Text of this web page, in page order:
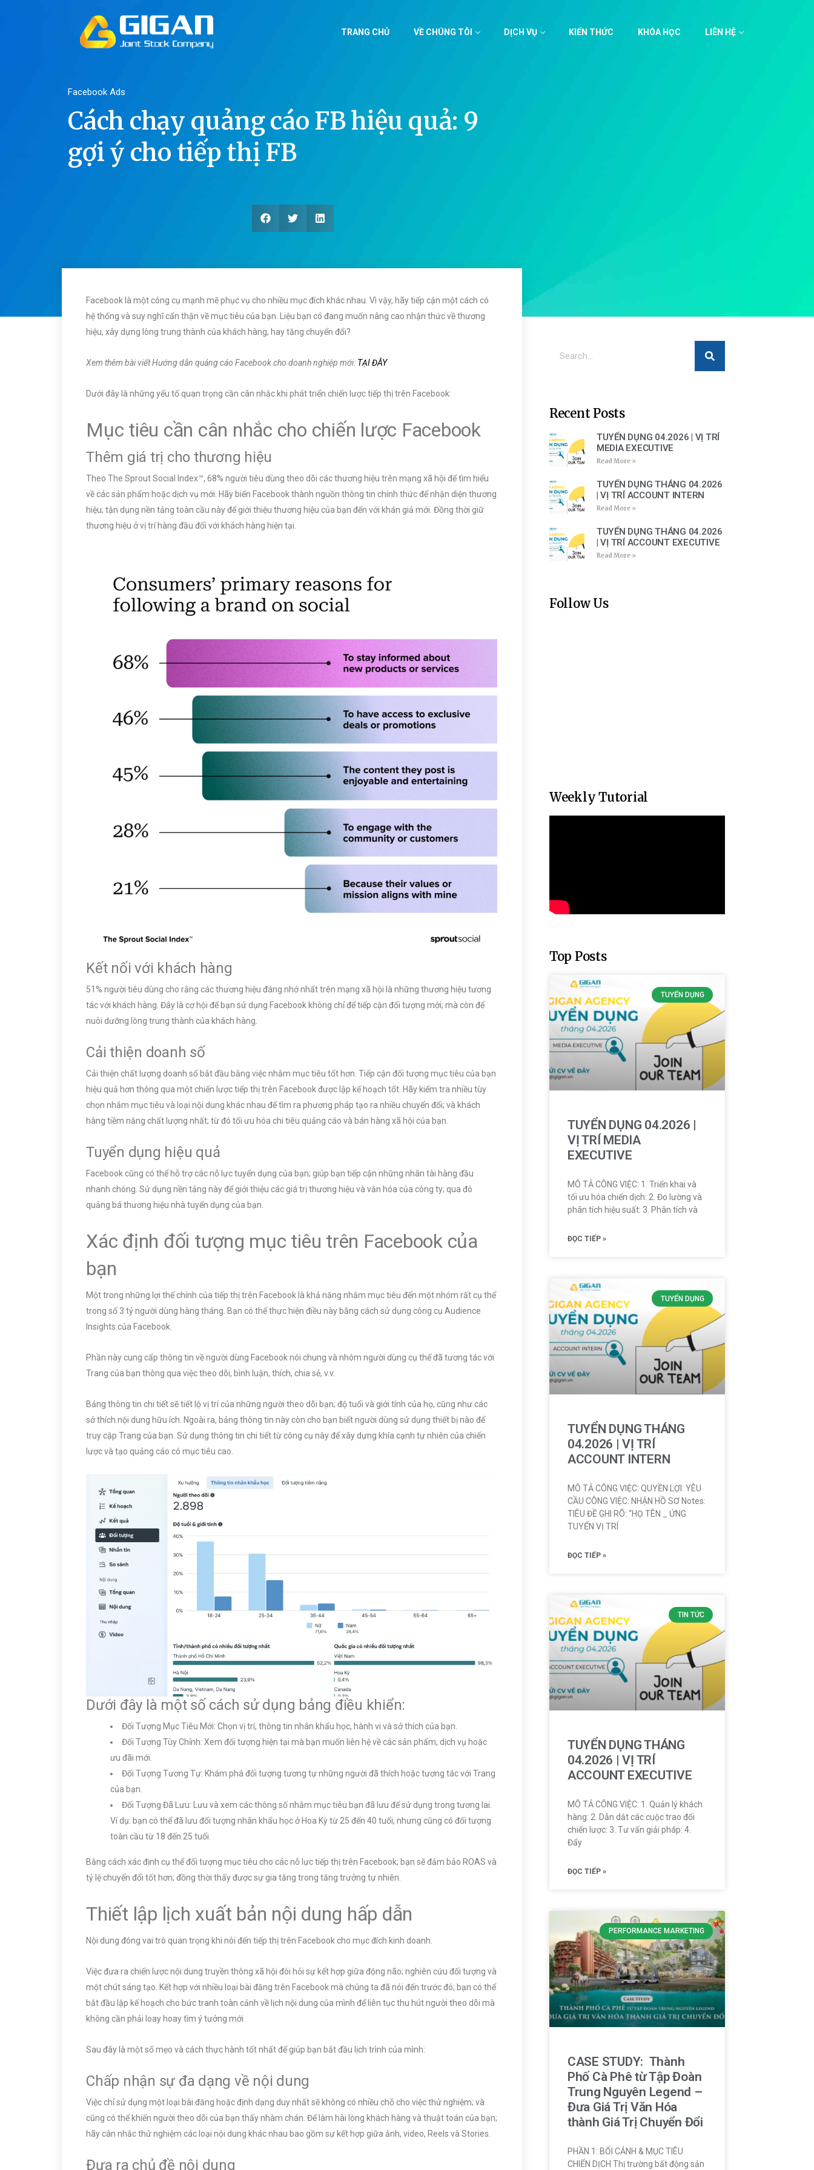
TRANG CHỦ VỀ CHÚNG TÔI DỊCH VỤ KIẾN THỨC KHÓA HỌC LIÊN HỆ
Facebook Ads
Cách chạy quảng cáo FB hiệu quả: 9
gợi ý cho tiếp thị FB
Facebook là một công cụ mạnh mẽ phục vụ cho nhiều mục đích khác nhau. Vì vậy, hãy tiếp cận một cách có
hệ thống và suy nghĩ cẩn thận về mục tiêu của bạn. Liệu bạn có đang muốn nâng cao nhận thức về thương
hiệu, xây dựng lòng trung thành của khách hàng, hay tăng chuyển đổi?
Xem thêm bài viết Hướng dẫn quảng cáo Facebook cho doanh nghiệp mới: TẠI ĐÂY
Dưới đây là những yếu tố quan trọng cần cân nhắc khi phát triển chiến lược tiếp thị trên Facebook:
Mục tiêu cần cân nhắc cho chiến lược Facebook
Thêm giá trị cho thương hiệu
Theo The Sprout Social Index™, 68% người tiêu dùng theo dõi các thương hiệu trên mạng xã hội để tìm hiểu
về các sản phẩm hoặc dịch vụ mới. Hãy biến Facebook thành nguồn thông tin chính thức để nhận diện thương
hiệu; tận dụng nền tảng toàn cầu này để giới thiệu thương hiệu của bạn đến với khán giả mới. Đồng thời giữ
thương hiệu ở vị trí hàng đầu đối với khách hàng hiện tại.
Kết nối với khách hàng
51% người tiêu dùng cho rằng các thương hiệu đáng nhớ nhất trên mạng xã hội là những thương hiệu tương
tác với khách hàng. Đây là cơ hội để bạn sử dụng Facebook không chỉ để tiếp cận đối tượng mới; mà còn để
nuôi dưỡng lòng trung thành của khách hàng.
Cải thiện doanh số
Cải thiện chất lượng doanh số bắt đầu bằng việc nhắm mục tiêu tốt hơn. Tiếp cận đối tượng mục tiêu của bạn
hiệu quả hơn thông qua một chiến lược tiếp thị trên Facebook được lập kế hoạch tốt. Hãy kiểm tra nhiều tùy
chọn nhắm mục tiêu và loại nội dung khác nhau để tìm ra phương pháp tạo ra nhiều chuyển đổi; và khách
hàng tiềm năng chất lượng nhất; từ đó tối ưu hóa chi tiêu quảng cáo và bán hàng xã hội của bạn.
Tuyển dụng hiệu quả
Facebook cũng có thể hỗ trợ các nỗ lực tuyển dụng của bạn; giúp bạn tiếp cận những nhân tài hàng đầu
nhanh chóng. Sử dụng nền tảng này để giới thiệu các giá trị thương hiệu và văn hóa của công ty; qua đó
quảng bá thương hiệu nhà tuyển dụng của bạn.
Xác định đối tượng mục tiêu trên Facebook của
bạn
Một trong những lợi thế chính của tiếp thị trên Facebook là khả năng nhắm mục tiêu đến một nhóm rất cụ thể
trong số 3 tỷ người dùng hàng tháng. Bạn có thể thực hiện điều này bằng cách sử dụng công cụ Audience
Insights của Facebook.
Phần này cung cấp thông tin về người dùng Facebook nói chung và nhóm người dùng cụ thể đã tương tác với
Trang của bạn thông qua việc theo dõi, bình luận, thích, chia sẻ, v.v.
Bảng thông tin chi tiết sẽ tiết lộ vị trí của những người theo dõi bạn; độ tuổi và giới tính của họ, cũng như các
sở thích nội dung hữu ích. Ngoài ra, bảng thông tin này còn cho bạn biết người dùng sử dụng thiết bị nào để
truy cập Trang của bạn. Sử dụng thông tin chi tiết từ công cụ này để xây dựng khía cạnh tự nhiên của chiến
lược và tạo quảng cáo có mục tiêu cao.
Dưới đây là một số cách sử dụng bảng điều khiển:
Đối Tượng Mục Tiêu Mới: Chọn vị trí, thông tin nhân khẩu học, hành vi và sở thích của bạn.
Đối Tượng Tùy Chỉnh: Xem đối tượng hiện tại mà bạn muốn liên hệ về các sản phẩm, dịch vụ hoặc
ưu đãi mới.
Đối Tượng Tương Tự: Khám phá đối tượng tương tự những người đã thích hoặc tương tác với Trang
của bạn.
Đối Tượng Đã Lưu: Lưu và xem các thông số nhắm mục tiêu bạn đã lưu để sử dụng trong tương lai.
Ví dụ: bạn có thể đã lưu đối tượng nhân khẩu học ở Hoa Kỳ từ 25 đến 40 tuổi, nhưng cũng có đối tượng
toàn cầu từ 18 đến 25 tuổi.
Bằng cách xác định cụ thể đối tượng mục tiêu cho các nỗ lực tiếp thị trên Facebook; bạn sẽ đảm bảo ROAS và
tỷ lệ chuyển đổi tốt hơn; đồng thời thấy được sự gia tăng trong tăng trưởng tự nhiên.
Thiết lập lịch xuất bản nội dung hấp dẫn
Nội dung đóng vai trò quan trọng khi nói đến tiếp thị trên Facebook cho mục đích kinh doanh.
Việc đưa ra chiến lược nội dung truyền thông xã hội đòi hỏi sự kết hợp giữa động não; nghiên cứu đối tượng và
một chút sáng tạo. Kết hợp với nhiều loại bài đăng trên Facebook mà chúng ta đã nói đến trước đó; bạn có thể
bắt đầu lập kế hoạch cho bức tranh toàn cảnh về lịch nội dung của mình để liên tục thu hút người theo dõi mà
không cần phải loay hoay tìm ý tưởng mới.
Sau đây là một số mẹo và cách thực hành tốt nhất để giúp bạn bắt đầu lịch trình của mình:
Chấp nhận sự đa dạng về nội dung
Việc chỉ sử dụng một loại bài đăng hoặc định dạng duy nhất sẽ không có nhiều chỗ cho việc thử nghiệm; và
cũng có thể khiến người theo dõi của bạn thấy nhàm chán. Để làm hài lòng khách hàng và thuật toán của bạn;
hãy cân nhắc thử nghiệm các loại nội dung khác nhau bao gồm sự kết hợp giữa ảnh, video, Reels và Stories.
Đưa ra chủ đề nội dung
Recent Posts
TUYỂN DỤNG 04.2026 | VỊ TRÍ
MEDIA EXECUTIVE
Read More »
TUYỂN DỤNG THÁNG 04.2026
| VỊ TRÍ ACCOUNT INTERN
Read More »
TUYỂN DỤNG THÁNG 04.2026
| VỊ TRÍ ACCOUNT EXECUTIVE
Read More »
Follow Us
Weekly Tutorial
Top Posts
TUYỂN DỤNG
TUYỂN DỤNG 04.2026 |
VỊ TRÍ MEDIA
EXECUTIVE
MÔ TẢ CÔNG VIỆC: 1. Triển khai và
tối ưu hóa chiến dịch: 2. Đo lường và
phân tích hiệu suất: 3. Phân tích và
ĐỌC TIẾP »
TUYỂN DỤNG
TUYỂN DỤNG THÁNG
04.2026 | VỊ TRÍ
ACCOUNT INTERN
MÔ TẢ CÔNG VIỆC: QUYỀN LỢI: YÊU
CẦU CÔNG VIỆC: NHẬN HỒ SƠ Notes:
TIÊU ĐỀ GHI RÕ: “HỌ TÊN _ ỨNG
TUYỂN VỊ TRÍ
ĐỌC TIẾP »
TIN TỨC
TUYỂN DỤNG THÁNG
04.2026 | VỊ TRÍ
ACCOUNT EXECUTIVE
MÔ TẢ CÔNG VIỆC: 1. Quản lý khách
hàng: 2. Dẫn dắt các cuộc trao đổi
chiến lược: 3. Tư vấn giải pháp: 4.
Đẩy
ĐỌC TIẾP »
PERFORMANCE MARKETING
CASE STUDY: Thành
Phố Cà Phê từ Tập Đoàn
Trung Nguyên Legend –
Đưa Giá Trị Văn Hóa
thành Giá Trị Chuyển Đổi
PHẦN 1: BỐI CẢNH & MỤC TIÊU
CHIẾN DỊCH Thị trường bất động sản